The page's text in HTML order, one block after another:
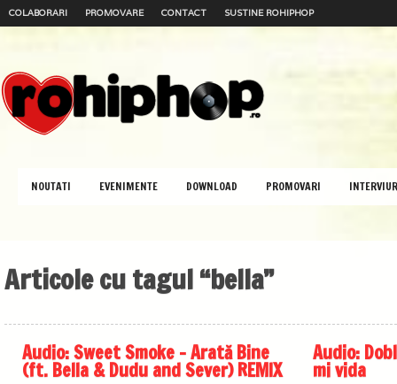
COLABORARI PROMOVARE CONTACT SUSTINE ROHIPHOP
NOUTATI EVENIMENTE DOWNLOAD PROMOVARI
Articole cu tagul “bella”
Audio: Sweet Smoke – Arată Bine
(ft. Bella & Dudu and Sever) REMIX
Audio:
mi vida